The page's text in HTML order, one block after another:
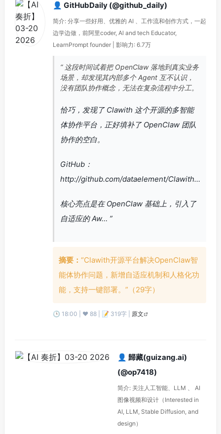
👤 GitHubDaily (@github_daily)
简介: 分享一些好用、优雅的 AI 、工作流和创作方式，一起
边学边做，前阿里coder, Al and tech Educator,
LearnPrompt founder | 影响力: 6.7万
“ 这段时间试着把 OpenClaw 落地到真实业务
场景，却发现其内部多个 Agent 互不认识，
没有团队协作概念，无法在复杂流程中分工。
恰巧，发现了 Clawith 这个开源的多智能
体协作平台，正好填补了 OpenClaw 团队
协作的空白。
GitHub：
http://github.com/dataelement/Clawith…
核心亮点是在 OpenClaw 基础上，引入了
自适应的 Aw… ”
摘要： “Clawith开源平台解决OpenClaw智
能体协作问题，新增自适应机制和人格化功
能，支持一键部署。”（29字）
🕒 18:00 | ❤️ 88 | 📝 319字 | 原文
👤 歸藏(guizang.ai)
(@op7418)
简介: 关注人工智能、LLM 、 AI
图像视频和设计（Interested in
AI, LLM, Stable Diffusion, and
design）